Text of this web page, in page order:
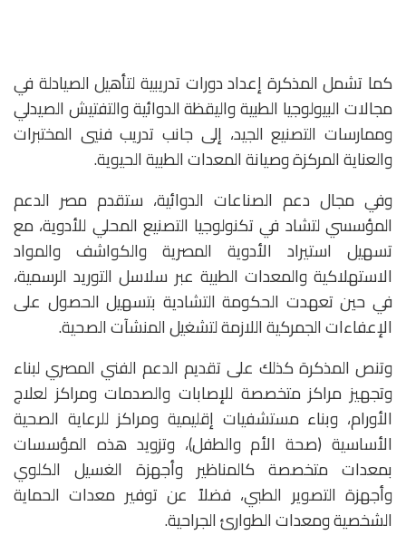
كما تشمل المذكرة إعداد دورات تدريبية لتأهيل الصيادلة في
مجالات البيولوجيا الطبية واليقظة الدوائية والتفتيش الصيدلي
وممارسات التصنيع الجيد، إلى جانب تدريب فنيي المختبرات
والعناية المركزة وصيانة المعدات الطبية الحيوية.
وفي مجال دعم الصناعات الدوائية، ستقدم مصر الدعم
المؤسسي لتشاد في تكنولوجيا التصنيع المحلي للأدوية، مع
تسهيل استيراد الأدوية المصرية والكواشف والمواد
الاستهلاكية والمعدات الطبية عبر سلاسل التوريد الرسمية،
في حين تعهدت الحكومة التشادية بتسهيل الحصول على
الإعفاءات الجمركية اللازمة لتشغيل المنشآت الصحية.
وتنص المذكرة كذلك على تقديم الدعم الفني المصري لبناء
وتجهيز مراكز متخصصة للإصابات والصدمات ومراكز لعلاج
الأورام، وبناء مستشفيات إقليمية ومراكز للرعاية الصحية
الأساسية (صحة الأم والطفل)، وتزويد هذه المؤسسات
بمعدات متخصصة كالمناظير وأجهزة الغسيل الكلوي
وأجهزة التصوير الطبي، فضلاً عن توفير معدات الحماية
الشخصية ومعدات الطوارئ الجراحية.